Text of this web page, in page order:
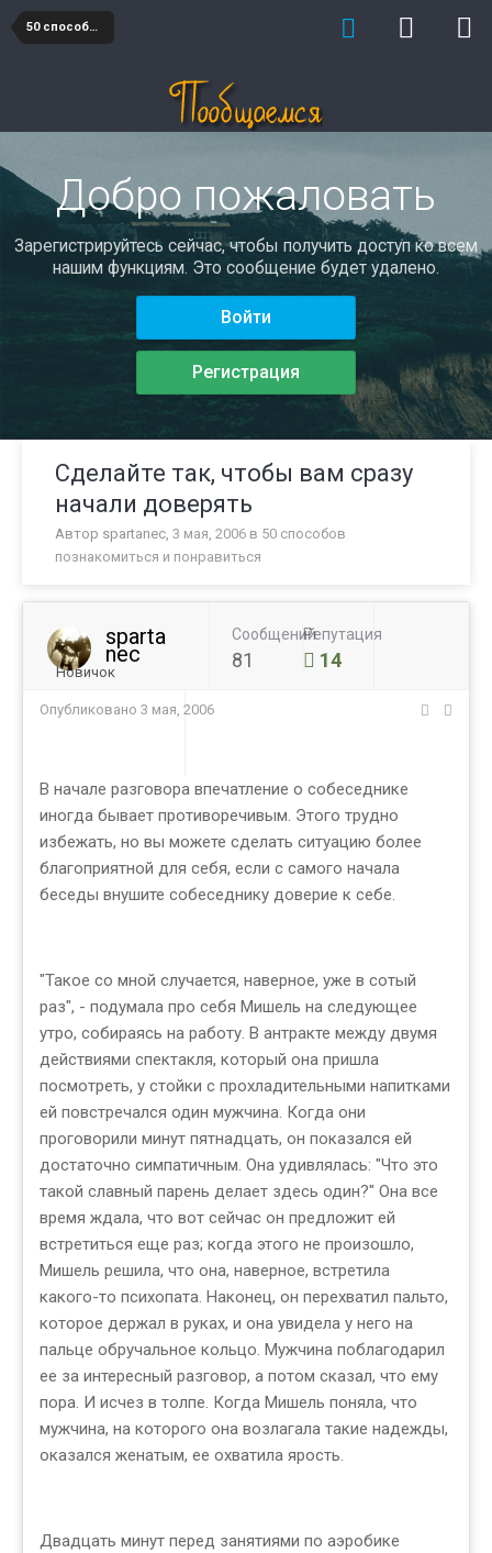
50 способов познакомиться и понравиться
Добро пожаловать
Зарегистрируйтесь сейчас, чтобы получить доступ ко всем
нашим функциям. Это сообщение будет удалено.
Войти
Регистрация
Сделайте так, чтобы вам сразу
начали доверять
Автор spartanec, 3 мая, 2006 в 50 способов
познакомиться и понравиться
sparta
nec
Новичок
Сообщений
81
Репутация
14
Опубликовано 3 мая, 2006
В начале разговора впечатление о собеседнике
иногда бывает противоречивым. Этого трудно
избежать, но вы можете сделать ситуацию более
благоприятной для себя, если с самого начала
беседы внушите собеседнику доверие к себе.
"Такое со мной случается, наверное, уже в сотый
раз", - подумала про себя Мишель на следующее
утро, собираясь на работу. В антракте между двумя
действиями спектакля, который она пришла
посмотреть, у стойки с прохладительными напитками
ей повстречался один мужчина. Когда они
проговорили минут пятнадцать, он показался ей
достаточно симпатичным. Она удивлялась: "Что это
такой славный парень делает здесь один?" Она все
время ждала, что вот сейчас он предложит ей
встретиться еще раз; когда этого не произошло,
Мишель решила, что она, наверное, встретила
какого-то психопата. Наконец, он перехватил пальто,
которое держал в руках, и она увидела у него на
пальце обручальное кольцо. Мужчина поблагодарил
ее за интересный разговор, а потом сказал, что ему
пора. И исчез в толпе. Когда Мишель поняла, что
мужчина, на которого она возлагала такие надежды,
оказался женатым, ее охватила ярость.
Двадцать минут перед занятиями по аэробике